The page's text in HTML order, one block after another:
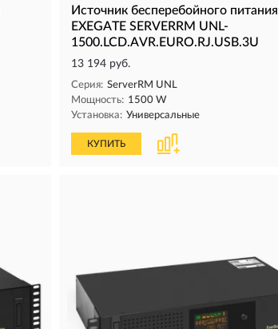
Источник бесперебойного питания
EXEGATE SERVERRM UNL-
1500.LCD.AVR.EURO.RJ.USB.3U
13 194 руб.
Серия: ServerRM UNL
Мощность: 1500 W
Установка: Универсальные
КУПИТЬ